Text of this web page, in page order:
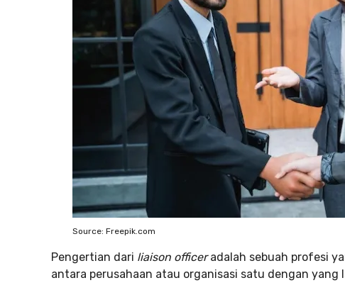
Source: Freepik.com
Pengertian dari liaison officeradalah sebuah profesi
antara perusahaan atau organisasi satu dengan yang